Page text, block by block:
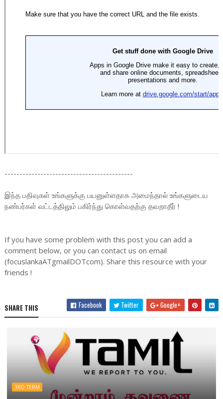
-------------------------------------------
இந்த பதிவுகள் உங்களுக்கு பயனுள்ளதாக அமைந்தால் உங்களுடைய
நண்பர்கள் வட்டத்திலும் பகிர்ந்து கொள்வதற்கு தவறாதீர் !
If you have some problem with this post you can add a
comment below, or you can contact us on email
(focuslankaATgmailDOTcom). Share this resource with your
friends !
SHARE THIS Facebook Twitter Google+
3RD TERM